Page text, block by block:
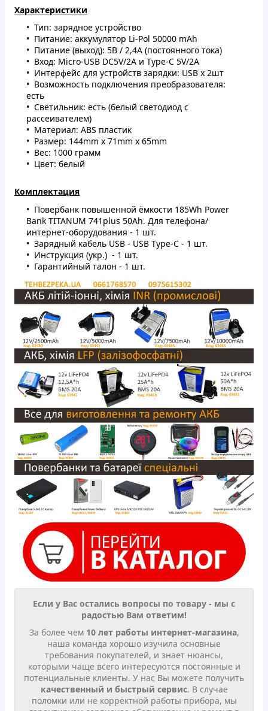
Характеристики
Тип: зарядное устройство
Питание: аккумулятор Li-Pol 50000 mAh
Питание (выход): 5В / 2,4А (постоянного тока)
Вход: Micro-USB DC5V/2A и Type-C 5V/2A
Интерфейс для устройств зарядки: USB х 2шт
Возможность подключения преобразователя:
есть
Светильник: есть (белый светодиод с
рассеивателем)
Материал: ABS пластик
Размер: 144mm x 71mm x 65mm
Вес: 1000 грамм
Цвет: белый
Комплектация
Повербанк повышенной ёмкости 185Wh Power
Bank TITANUM 741plus 50Ah. Для телефона/
интернет-оборудования - 1 шт.
Зарядный кабель USB - USB Type-C - 1 шт.
Инструкция (укр.) - 1 шт.
Гарантийный талон - 1 шт.
Если у Вас остались вопросы по товару - мы с
радостью Вам ответим!
За более чем 10 лет работы интернет-магазина,
наша команда хорошо изучила основные
требования покупателей, и знает нюансы,
которыми чаще всего интересуются постоянные и
потенциальные клиенты. У нас Вы можете получить
качественный и быстрый сервис. В случае
поломки или не корректной работы прибора, мы